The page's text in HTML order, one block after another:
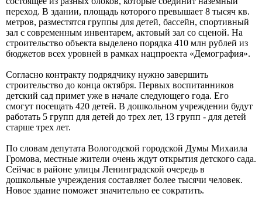
переход. В здании, площадь которого превышает 8 тысяч кв.
метров, разместятся группы для детей, бассейн, спортивный
зал с современным инвентарем, актовый зал со сценой. На
строительство объекта выделено порядка 410 млн рублей из
бюджетов всех уровней в рамках нацпроекта «Демография».
Согласно контракту подрядчику нужно завершить
строительство до конца октября. Первых воспитанников
детский сад примет уже в начале следующего года. Его
смогут посещать 420 детей. В дошкольном учреждении будут
работать 5 групп для детей до трех лет, 13 групп - для детей
старше трех лет.
По словам депутата Вологодской городской Думы Михаила
Громова, местные жители очень ждут открытия детского сада.
Сейчас в районе улицы Ленинградской очередь в
дошкольные учреждения составляет более тысячи человек.
Новое здание поможет значительно ее сократить.